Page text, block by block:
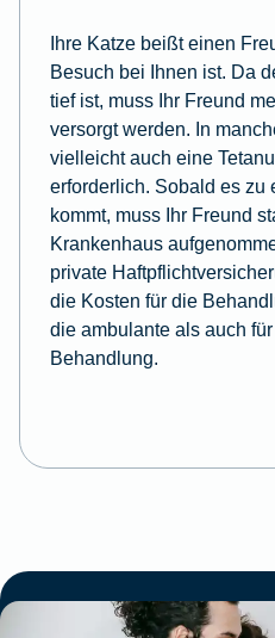
Ihre Katze beißt einen
Besuch bei Ihnen ist. Da
tief ist, muss Ihr Freund
versorgt werden. In
vielleicht auch eine
erforderlich. Sobald es zu
kommt, muss Ihr Freund
Krankenhaus
private
die Kosten für die
die ambulan­te als auch
Behandlung.